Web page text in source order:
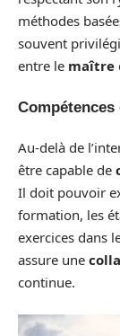
méthodes
souvent
entre le maître
Au-delà de
être capable de
Il doit pouvoir
formation, les
exercices dans
assure une
continue.